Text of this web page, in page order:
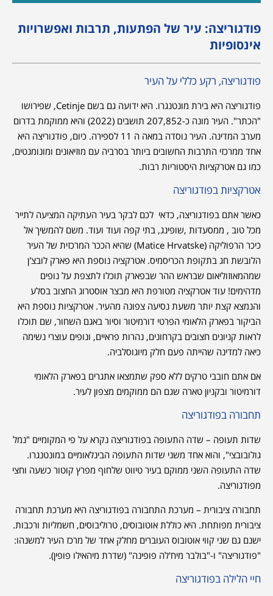
פודגוריצה: עיר של הפתעות, תרבות ואפשרויות
אינסופיות
פודגוריצה, רקע כללי על העיר
פודגוריצה היא בירת מונטנגרו. היא ידועה גם בשם Cetinje, שפירושו
"הכתר". העיר מונה כ-207,852 תושבים (2022) והיא ממוקמת בדרום
מערב המדינה. העיר נוסדה במאה ה 11 לספירה. כיום, פודגוריצה היא
אחד ממרכזי התרבות החשובים ביותר בסרביה עם מוזיאונים ומונומנטים,
כמו גם אטרקציות היסטוריות רבות.
אטרקציות בפודגוריצה
כאשר אתם בפודגוריצה, כדאי לכם לבקר בעיר העתיקה המציעה לתייר
מכל טוב , ממסעדות ,שופינג, בתי קפה ועוד ועוד. משם להמשיך אל
כיכר הרפוליקה (Matice Hrvatske) שהיא הככר המרכזית של העיר
הלובשת חג בתקופת הכריסמיס. אטרקציה נוספת היא פארק לובצ'ן
שמהמאוזוליאום שבראש ההר שבפארק תוכלו לתצפת על נופים
מדהימים! עוד אטרקציה מטורפת היא מבצר אוסטרוג החצוב בסלע
והנמצא קצת יותר משעת נסיעה צפונה מהעיר. אטרקציות נוספת היא
הביקור בפארק הלאומי הפרטי דורמיטור וסיור באגם השחור, שם תוכלו
לראות קניונים חצובים בקרחונים, נהרות פראיים, ונופים עוצרי נשימה
כיאה למדינה שהייתה פעם חלק מיוגוסלביה.
אם אתם חובבי טרקים ללא ספק שתמצאו אתגרים בפארק הלאומי
דורמיטור ובקניון טארה שגם הם ממוקמים מצפון לעיר.
תחבורה בפודגוריצה
שדות תעופה – שדה התעופה בפודגוריצה נקרא על פי המקומיים "נמל
גולובובצי", והוא אחד משני שדות התעופה הבינלאומיים במונטנגרו.
שדה התעופה השני ממוקם בעיר טיווט שלחוף מפרץ קוטור כשעה וחצי
מפודגוריצה.
תחבורה ציבורית – מערכת התחבורה בפודגוריצה היא מערכת תחבורה
ציבורית מפותחת. היא כוללת אוטובוסים, טרוליבוסים, חשמליות ורכבות.
ישנם גם שני קווי אוטובוס העוברים מחלק אחד של מרכז העיר למשנהו:
"פודגוריצה" ו-"בולבר מיח'לה פופינה" (שדרת מיהאילו פופין).
חיי הלילה בפודגוריצה